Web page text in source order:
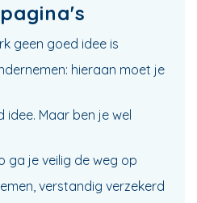
geen goed idee is
hieraan moet je
idee. Maar ben je wel
ga je veilig de weg op
verstandig verzekerd